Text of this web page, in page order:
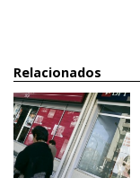
Relacionados